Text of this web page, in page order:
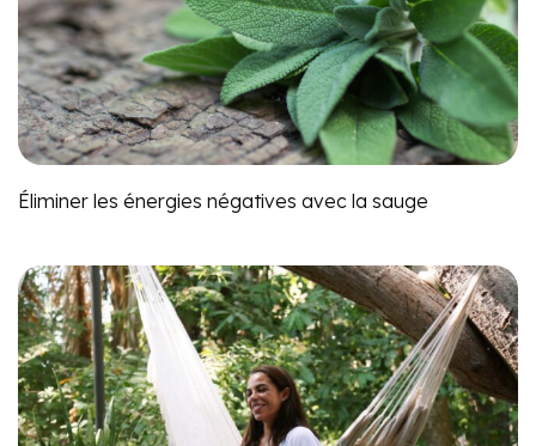
Éliminer les énergies négatives avec la sauge